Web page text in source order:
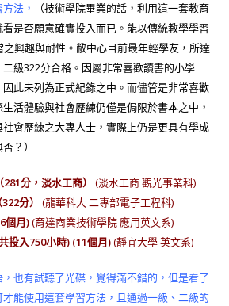
法，
（技術學院畢業的話，利用這一套教育
是否願意確實投入而已。能以傳統教學學習
興趣與耐性。敝中心目前最年輕學友，所達
級322分合格。因屬非常喜歡讀書的小學
此未列為正式紀錄之中。而儘管是非常喜歡
活體驗與社會歷練仍僅是侷限於書本之中，
會歷練之大專人士，實際上仍是更具有學成
？）
分，淡水工商）
(淡水工商 觀光事業科)
分）
(龍華科大 二專部電子工程科)
個月)(育達商業技術學院 應用英文系)
入750小時) (11個月)(靜宜大學 英文系)
也有試聽了光碟，覺得滿不錯的，但是看了
能使用這套學習方法，且通過一級、二級的